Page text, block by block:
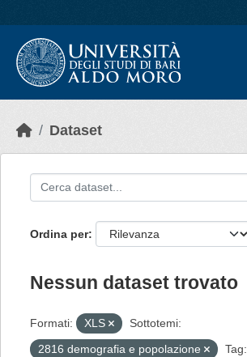
Dataset
Ordina per
Nessun dataset trovato
Formati: XLS
Sottotemi:
2816 demografia e popolazione
Tag: